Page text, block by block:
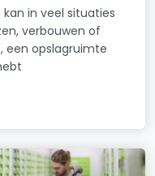
in veel situaties
verbouwen of
een opslagruimte